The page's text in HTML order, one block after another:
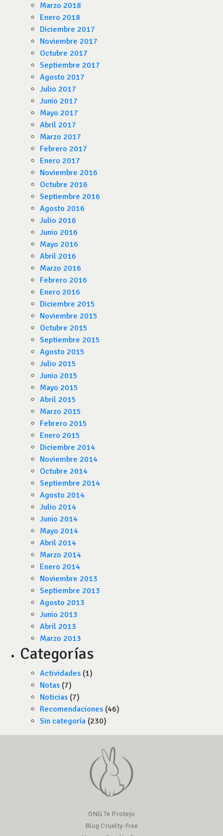
Marzo 2018
Enero 2018
Diciembre 2017
Noviembre 2017
Octubre 2017
Septiembre 2017
Agosto 2017
Julio 2017
Junio 2017
Mayo 2017
Abril 2017
Marzo 2017
Febrero 2017
Enero 2017
Noviembre 2016
Octubre 2016
Septiembre 2016
Agosto 2016
Julio 2016
Junio 2016
Mayo 2016
Abril 2016
Marzo 2016
Febrero 2016
Enero 2016
Diciembre 2015
Noviembre 2015
Octubre 2015
Septiembre 2015
Agosto 2015
Julio 2015
Junio 2015
Mayo 2015
Abril 2015
Marzo 2015
Febrero 2015
Enero 2015
Diciembre 2014
Noviembre 2014
Octubre 2014
Septiembre 2014
Agosto 2014
Julio 2014
Junio 2014
Mayo 2014
Abril 2014
Marzo 2014
Enero 2014
Noviembre 2013
Septiembre 2013
Agosto 2013
Junio 2013
Abril 2013
Marzo 2013
Categorías
Actividades (1)
Notas (7)
Noticias (7)
Recomendaciones (46)
Sin categoría (230)
ONG Te Protejo
Blog Cruelty-free